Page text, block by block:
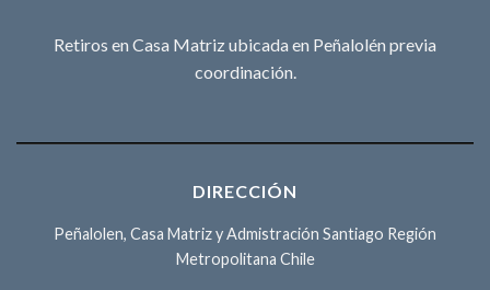
Retiros en Casa Matriz ubicada en Peñalolén previa
coordinación.
DIRECCIÓN
Peñalolen, Casa Matriz y Admistración Santiago Región
Metropolitana Chile